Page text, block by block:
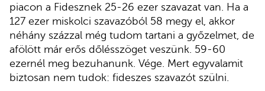
piacon a Fidesznek 25-26 ezer szavazat van. Ha a
127 ezer miskolci szavazóból 58 megy el, akkor
néhány százzal még tudom tartani a győzelmet, de
afölött már erős dőlésszöget veszünk. 59-60
ezernél meg bezuhanunk. Vége. Mert egyvalamit
biztosan nem tudok: fideszes szavazót szülni.